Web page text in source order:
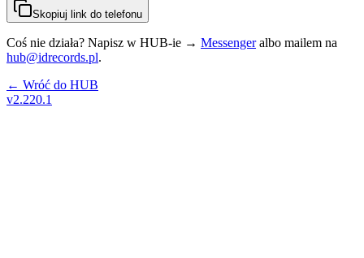
Skopiuj link do telefonu
Coś nie działa? Napisz w HUB-ie → Messenger albo mailem na
hub@idrecords.pl.
← Wróć do HUB
v2.220.1